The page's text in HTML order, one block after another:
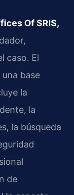
Of SRIS,
caso. El
base
la
la
la búsqueda
de